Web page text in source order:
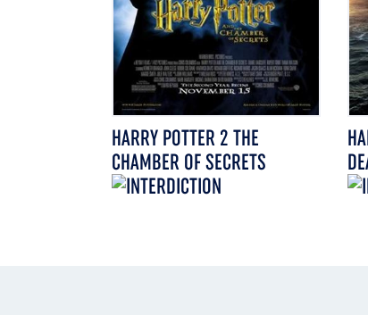
HARRY POTTER 2 THE
CHAMBER OF SECRETS